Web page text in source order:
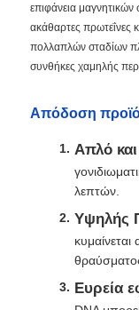
επιφάνεια μαγνητικών
ακάθαρτες πρωτεΐνες
πολλαπλών σταδίων
συνθήκες χαμηλής
Απόδοση
Απλό
λεπτών.
Υψηλής
Ευρεία